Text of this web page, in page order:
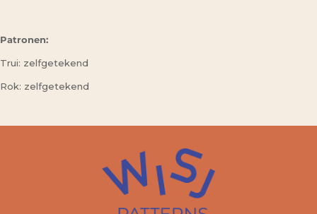
Patronen:
Trui: zelfgetekend
Rok: zelfgetekend